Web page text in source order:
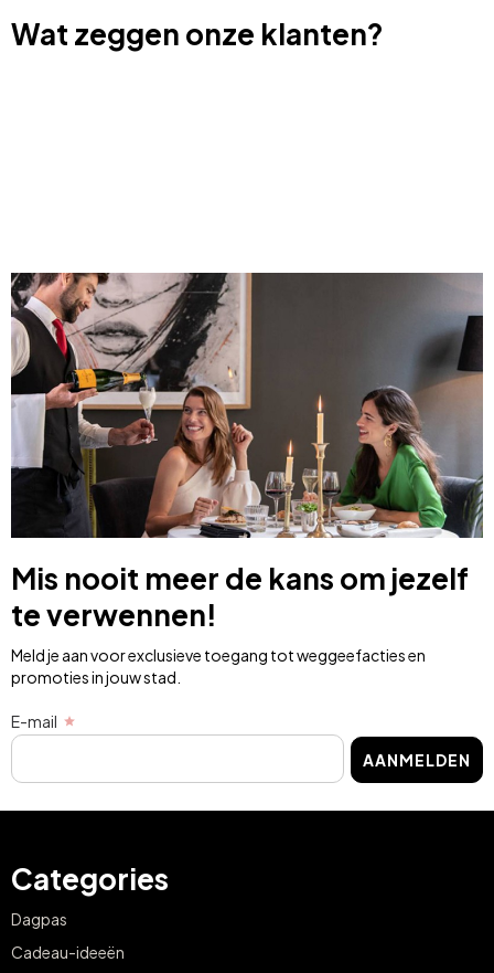
Wat zeggen onze klanten?
Mis nooit meer de kans om jezelf
te verwennen!
Meld je aan voor exclusieve toegang tot weggeefacties en
promoties in jouw stad.
E-mail
AANMELDEN
Categories
Dagpas
Cadeau-ideeën